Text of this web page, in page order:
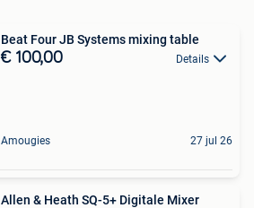
Beat Four JB Systems mixing table
€ 100,00 Details
Amougies 27 jul 26
Allen & Heath SQ-5+ Digitale Mixer